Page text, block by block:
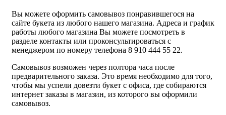
Вы можете оформить самовывоз понравившегося на
сайте букета из любого нашего магазина. Адреса и график
работы любого магазина Вы можете посмотреть в
разделе контакты или проконсультироваться с
менеджером по номеру телефона 8 910 444 55 22.
Самовывоз возможен через полтора часа после
предварительного заказа. Это время необходимо для того,
чтобы мы успели довезти букет с офиса, где собираются
интернет заказы в магазин, из которого вы оформили
самовывоз.